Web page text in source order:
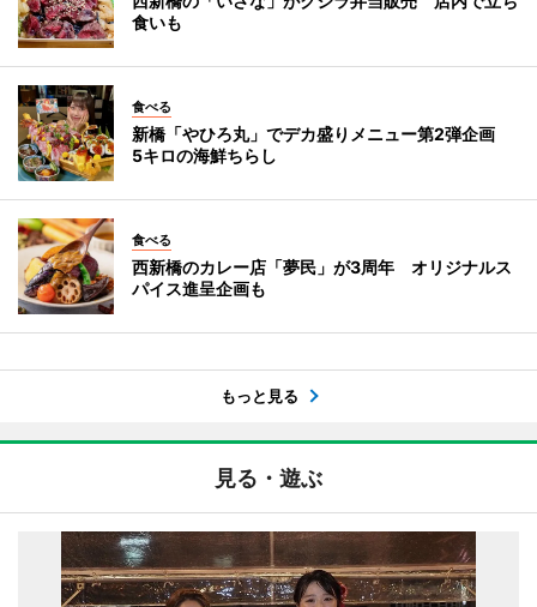
食いも
食べる
新橋「やひろ丸」でデカ盛りメニュー第2弾企画
5キロの海鮮ちらし
食べる
西新橋のカレー店「夢民」が3周年 オリジナルス
パイス進呈企画も
もっと見る
見る・遊ぶ